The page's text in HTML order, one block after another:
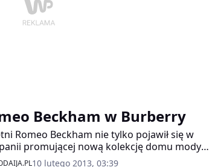
Beckham w Burberry
Romeo Beckham nie tylko pojawił się w
promującej nową kolekcję domu mody
ale i coraz częściej pojawia się w
10 lutego 2013, 03:39